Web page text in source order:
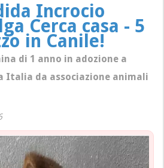
Incrocio
Cerca casa - 5
in Canile!
di 1 anno in adozione a
Italia da associazione animali